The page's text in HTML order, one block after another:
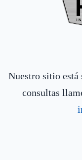
Nuestro sitio está
consultas